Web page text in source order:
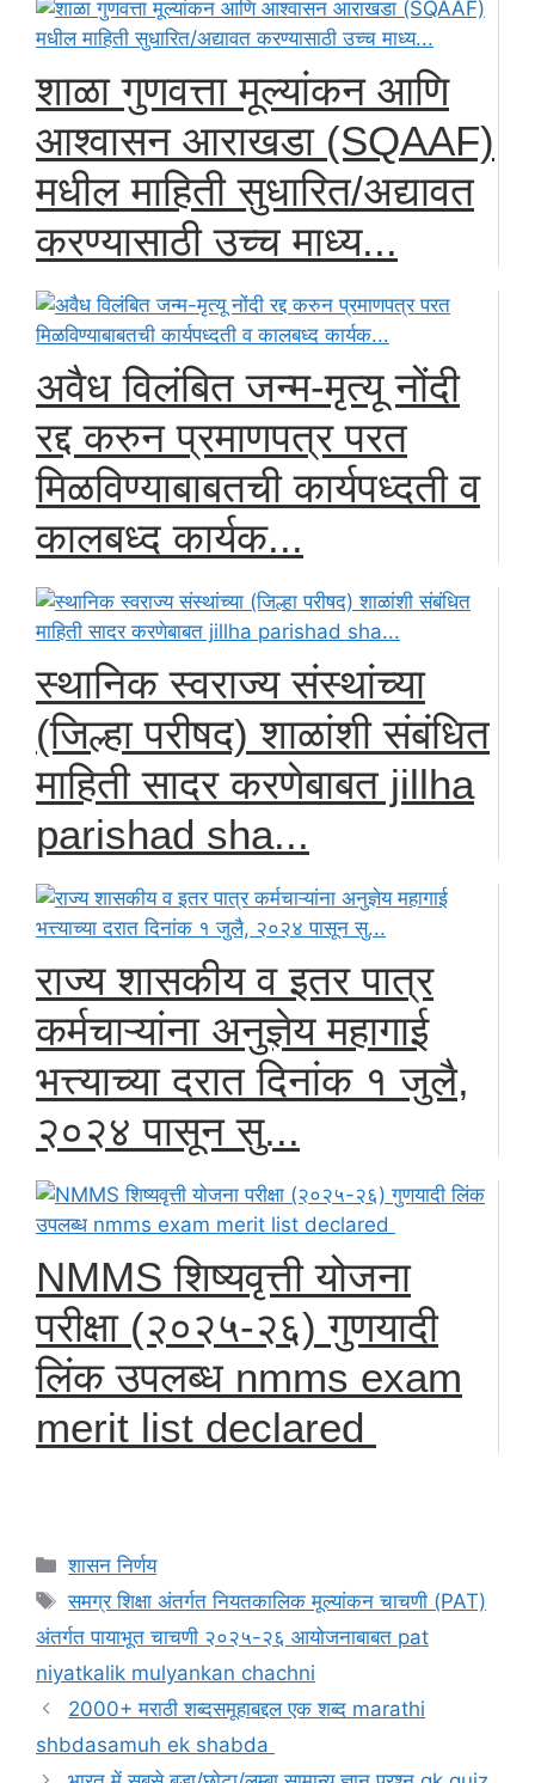
शाळा गुणवत्ता मूल्यांकन आणि
आश्वासन आराखडा (SQAAF)
मधील माहिती सुधारित/अद्यावत
करण्यासाठी उच्च माध्य...
अवैध विलंबित जन्म-मृत्यू नोंदी
रद्द करुन प्रमाणपत्र परत
मिळविण्याबाबतची कार्यपध्दती व
कालबध्द कार्यक...
स्थानिक स्वराज्य संस्थांच्या
(जिल्हा परीषद) शाळांशी संबंधित
माहिती सादर करणेबाबत jillha
parishad sha...
राज्य शासकीय व इतर पात्र
कर्मचाऱ्यांना अनुज्ञेय महागाई
भत्त्याच्या दरात दिनांक १ जुलै,
२०२४ पासून सु...
NMMS शिष्यवृत्ती योजना
परीक्षा (२०२५-२६) गुणयादी
लिंक उपलब्ध nmms exam
merit list declared
Categories
शासन निर्णय
Tags
समग्र शिक्षा अंतर्गत नियतकालिक मूल्यांकन चाचणी (PAT)
अंतर्गत पायाभूत चाचणी २०२५-२६ आयोजनाबाबत pat
niyatkalik mulyankan chachni
2000+ मराठी शब्दसमूहाबद्दल एक शब्द marathi
shbdasamuh ek shabda